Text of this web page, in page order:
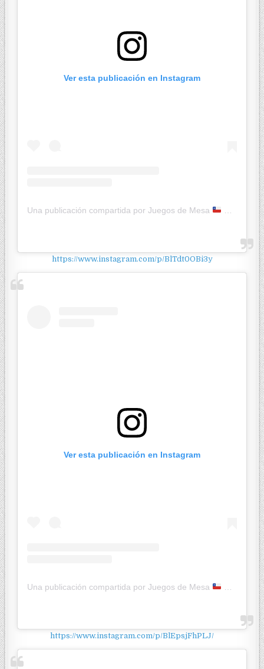
Ver esta publicación en Instagram
Una publicación compartida por Juegos de Mesa
https://www.instagram.com/p/BlTdt0OBi3y
Ver esta publicación en Instagram
Una publicación compartida por Juegos de Mesa
https://www.instagram.com/p/BlEpsjFhPLJ/